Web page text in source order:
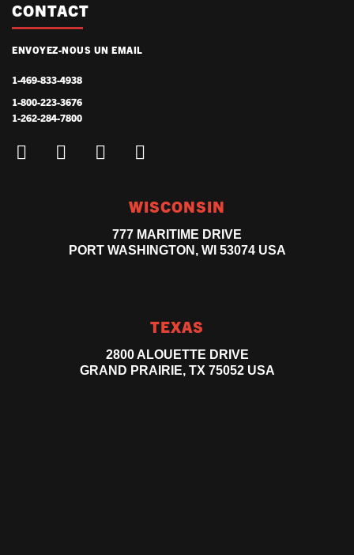
CONTACT
ENVOYEZ-NOUS UN EMAIL
1-469-833-4938
1-800-223-3676
1-262-284-7800
WISCONSIN
777 MARITIME DRIVE
PORT WASHINGTON, WI 53074 USA
TEXAS
2800 ALOUETTE DRIVE
GRAND PRAIRIE, TX 75052 USA